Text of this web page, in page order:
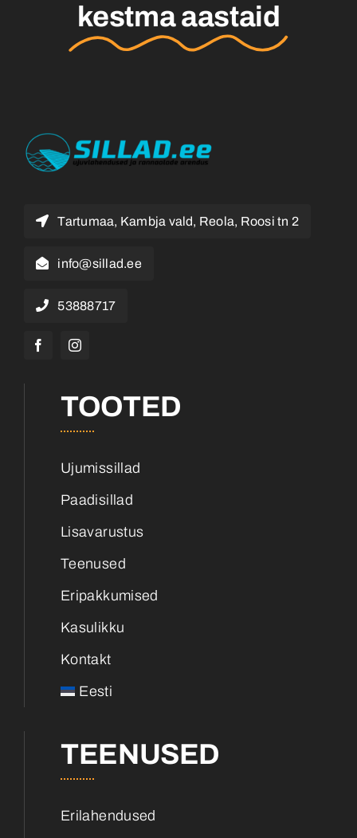
kestma aastaid
Tartumaa, Kambja vald, Reola, Roosi tn 2
info@sillad.ee
53888717
TOOTED
Ujumissillad
Paadisillad
Lisavarustus
Teenused
Eripakkumised
Kasulikku
Kontakt
Eesti
TEENUSED
Erilahendused